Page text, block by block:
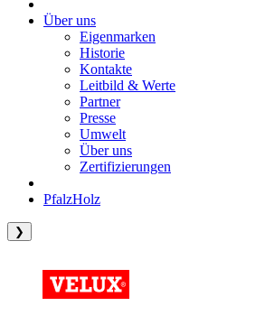
Über uns
Eigenmarken
Historie
Kontakte
Leitbild & Werte
Partner
Presse
Umwelt
Über uns
Zertifizierungen
PfalzHolz
❯